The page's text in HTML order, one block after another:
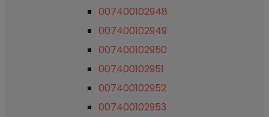
007400102948
007400102949
007400102950
007400102951
007400102952
007400102953